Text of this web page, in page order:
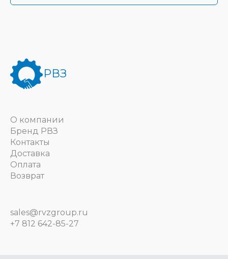
РВЗ
О компании
Бренд РВЗ
Контакты
Доставка
Оплата
Возврат
sales@rvzgroup.ru
+7 812 642-85-27